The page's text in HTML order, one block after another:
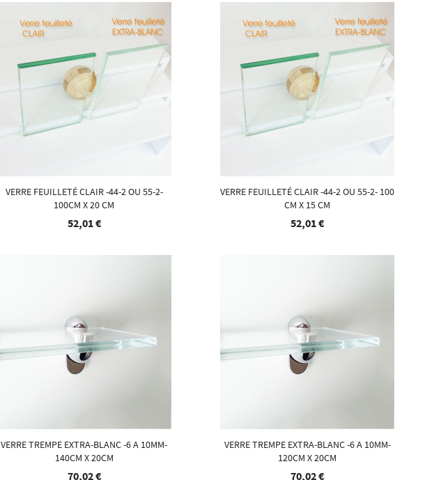
VERRE FEUILLETÉ CLAIR -44-2 OU 55-2-
100CM X 20 CM
52,01 €
VERRE FEUILLETÉ CLAIR -44-2 OU 55-2- 100
CM X 15 CM
52,01 €
VERRE TREMPE EXTRA-BLANC -6 A 10MM-
140CM X 20CM
70,02 €
VERRE TREMPE EXTRA-BLANC -6 A 10MM-
120CM X 20CM
70,02 €